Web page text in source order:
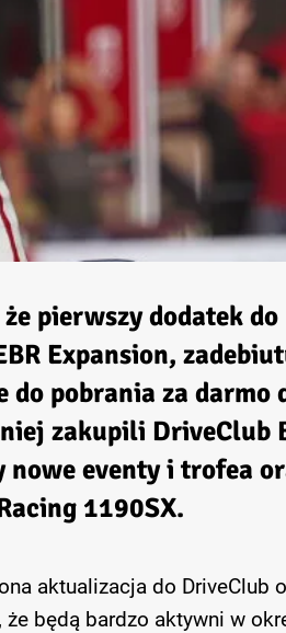
pierwszy dodatek do
Expansion,
do pobrania za darmo
zakupili DriveClub
eventy i trofea
1190SX.
aktualizacja do DriveClub
będą bardzo aktywni w